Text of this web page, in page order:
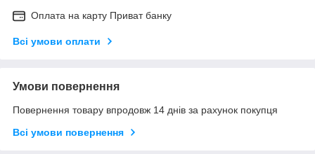
Оплата на карту Приват банку
Всі умови оплати
Умови повернення
Повернення товару впродовж 14 днів за рахунок покупця
Всі умови повернення